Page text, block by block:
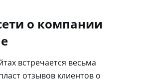
о компании
встречается весьма
отзывов клиентов о